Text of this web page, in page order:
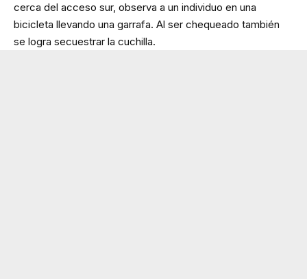
cerca del acceso sur, observa a un individuo en una
bicicleta llevando una garrafa. Al ser chequeado también
se logra secuestrar la cuchilla.